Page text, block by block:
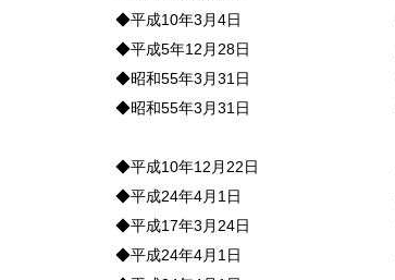
◆平成10年3月4日
◆平成5年12月28日
◆昭和55年3月31日
◆昭和55年3月31日
◆平成10年12月22日
◆平成24年4月1日
◆平成17年3月24日
◆平成24年4月1日